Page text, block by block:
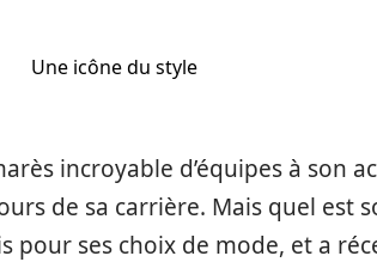
Une icône du style
incroyable d’équipes à son
de sa carrière. Mais quel est
pour ses choix de mode, et a